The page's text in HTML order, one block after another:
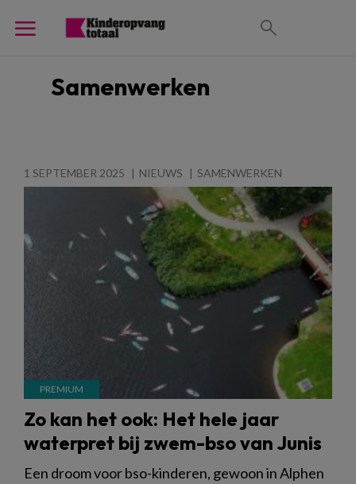
Samenwerken
1 SEPTEMBER 2025 NIEUWS SAMENWERKEN
Zo kan het ook: Het hele jaar
waterpret bij zwem-bso van Junis
Een droom voor bso-kinderen, gewoon in Alphen